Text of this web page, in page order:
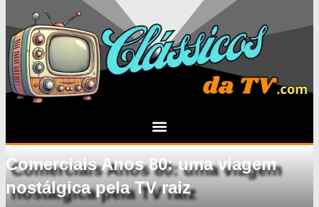
Comerciais Anos 80: uma viagem
nostálgica pela TV raiz